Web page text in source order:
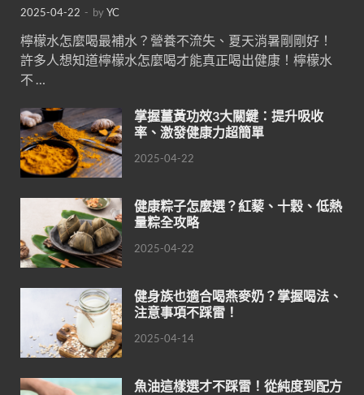
2025-04-22 - byYC
檸檬水怎麼喝最補水？營養不流失、夏天消暑剛剛好！
許多人想知道檸檬水怎麼喝才能真正喝出健康！檸檬水
不 …
掌握薑黃功效3大關鍵：提升吸收
率、激發健康力超簡單
2025-04-22
健康粽子怎麼選？紅藜、十穀、低熱
量粽全攻略
2025-04-22
健身族也適合喝燕麥奶？掌握喝法、
注意事項不踩雷！
2025-04-14
魚油這樣選才不踩雷！從純度到配方